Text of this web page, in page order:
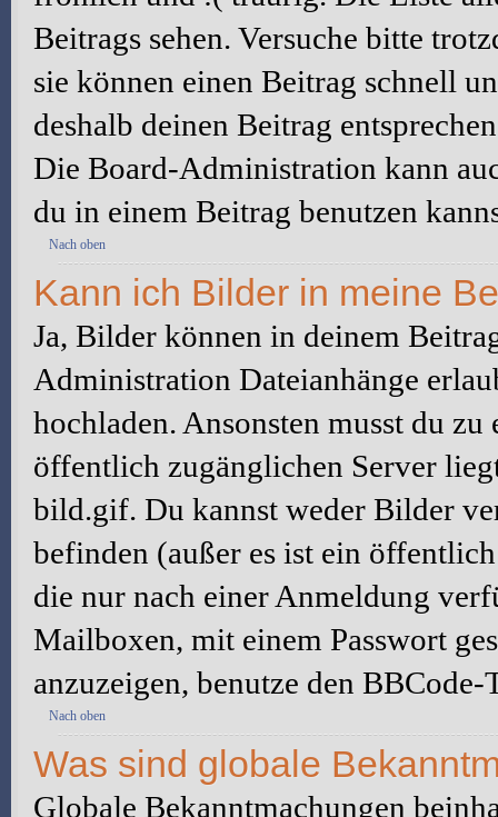
Beitrags sehen. Versuche bitte
sie können einen Beitrag schnell
deshalb deinen Beitrag
Die Board-Administration kann
du in einem Beitrag benutzen
Nach oben
Kann ich Bilder in meine
Ja, Bilder können in deinem
Administration Dateianhänge
hochladen. Ansonsten musst du
öffentlich zugänglichen Server
bild.gif. Du kannst weder Bilder
befinden (außer es ist ein
die nur nach einer Anmeldung
Mailboxen, mit einem Passwort
anzuzeigen, benutze den
Nach oben
Was sind globale
Globale Bekanntmachungen